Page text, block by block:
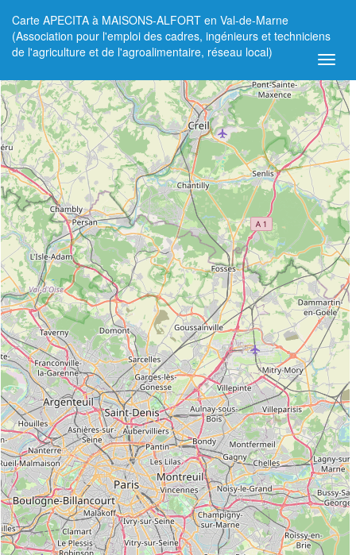
Carte APECITA à MAISONS-ALFORT en Val-de-Marne
(Association pour l'emploi des cadres, ingénieurs et techniciens
de l'agriculture et de l'agroalimentaire, réseau local)
+
−